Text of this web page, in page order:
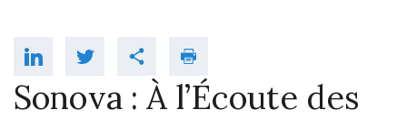
Espace client
Sonova : À l’Écoute des